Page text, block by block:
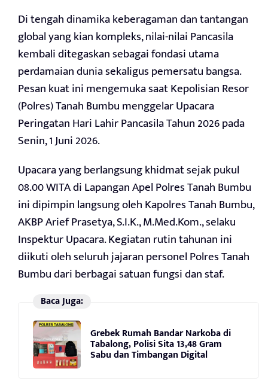
Di tengah dinamika keberagaman dan tantangan
global yang kian kompleks, nilai-nilai Pancasila
kembali ditegaskan sebagai fondasi utama
perdamaian dunia sekaligus pemersatu bangsa.
Pesan kuat ini mengemuka saat Kepolisian Resor
(Polres) Tanah Bumbu menggelar Upacara
Peringatan Hari Lahir Pancasila Tahun 2026 pada
Senin, 1 Juni 2026.
Upacara yang berlangsung khidmat sejak pukul
08.00 WITA di Lapangan Apel Polres Tanah Bumbu
ini dipimpin langsung oleh Kapolres Tanah Bumbu,
AKBP Arief Prasetya, S.I.K., M.Med.Kom., selaku
Inspektur Upacara. Kegiatan rutin tahunan ini
diikuti oleh seluruh jajaran personel Polres Tanah
Bumbu dari berbagai satuan fungsi dan staf.
Baca Juga:
Grebek Rumah Bandar Narkoba di
Tabalong, Polisi Sita 13,48 Gram
Sabu dan Timbangan Digital